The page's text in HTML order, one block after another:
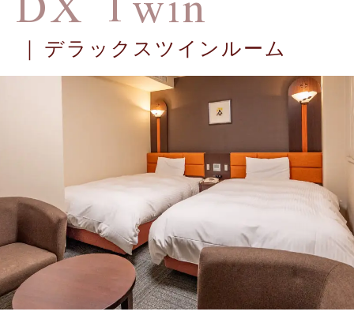
デラックスツインルーム